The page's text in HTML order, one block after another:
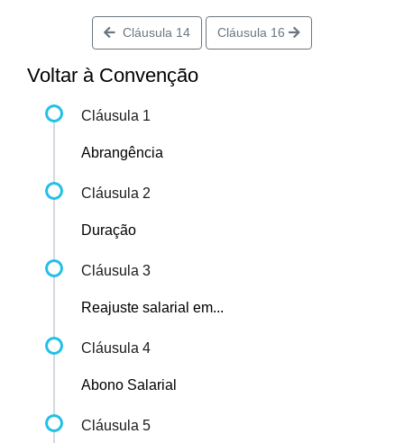
Cláusula 14 Cláusula 16
Voltar à Convenção
Cláusula 1
Abrangência
Cláusula 2
Duração
Cláusula 3
Reajuste salarial em...
Cláusula 4
Abono Salarial
Cláusula 5